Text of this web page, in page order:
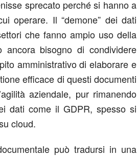
sprecato perché si hanno a
operare. Il “demone” dei dati
che fanno ampio uso della
bisogno di condividere
amministrativo di elaborare e
efficace di questi documenti
aziendale, pur rimanendo
dati come il GDPR, spesso si
cloud.
può tradursi in una